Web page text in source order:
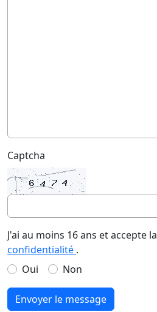
Captcha
J'ai au moins 16 ans et accepte la
confidentialité .
Oui
Non
Envoyer le message